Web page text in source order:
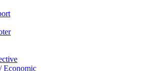
Economic